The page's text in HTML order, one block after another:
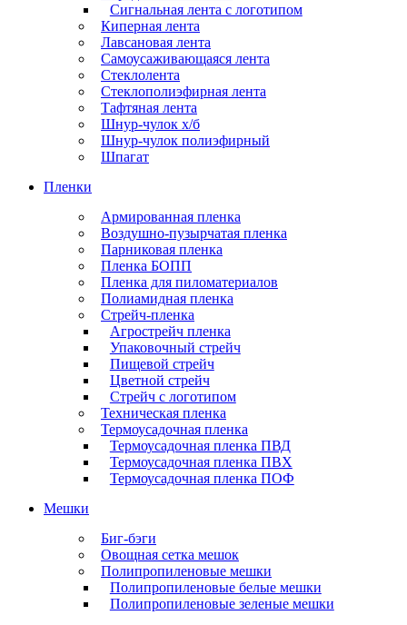
Сигнальная лента с логотипом
Киперная лента
Лавсановая лента
Самоусаживающаяся лента
Стеклолента
Стеклополиэфирная лента
Тафтяная лента
Шнур-чулок х/б
Шнур-чулок полиэфирный
Шпагат
Пленки
Армированная пленка
Воздушно-пузырчатая пленка
Парниковая пленка
Пленка БОПП
Пленка для пиломатериалов
Полиамидная пленка
Стрейч-пленка
Агрострейч пленка
Упаковочный стрейч
Пищевой стрейч
Цветной стрейч
Стрейч с логотипом
Техническая пленка
Термоусадочная пленка
Термоусадочная пленка ПВД
Термоусадочная пленка ПВХ
Термоусадочная пленка ПОФ
Мешки
Биг-бэги
Овощная сетка мешок
Полипропиленовые мешки
Полипропиленовые белые мешки
Полипропиленовые зеленые мешки